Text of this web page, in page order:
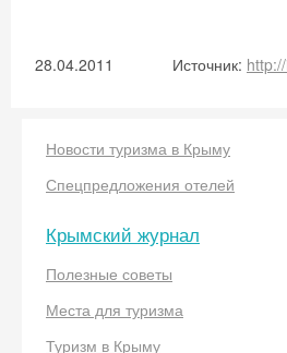
28.04.2011 Источник:
Новости туризма в Крыму
Спецпредложения отелей
Крымский журнал
Полезные советы
Места для туризма
Туризм в Крыму
Скидка
промокод на первое